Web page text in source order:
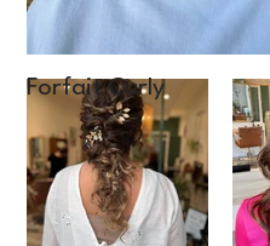
Forfait Curly